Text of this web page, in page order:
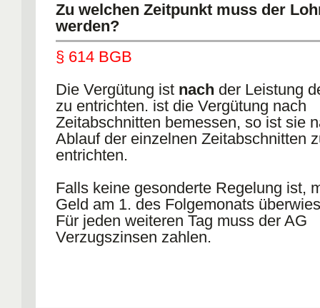
Zu welchen Zeitpunkt muss der
werden?
§ 614 BGB
Die Vergütung ist nach der Leistung
zu entrichten. ist die Vergütung nach
Zeitabschnitten bemessen, so ist sie
Ablauf der einzelnen Zeitabschnitten
entrichten.
Falls keine gesonderte Regelung ist,
Geld am 1. des Folgemonats
Für jeden weiteren Tag muss der AG
Verzugszinsen zahlen.